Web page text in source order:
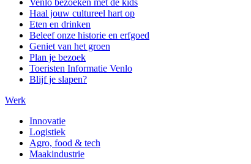
Venlo bezoeken met de kids
Haal jouw cultureel hart op
Eten en drinken
Beleef onze historie en erfgoed
Geniet van het groen
Plan je bezoek
Toeristen Informatie Venlo
Blijf je slapen?
Werk
Innovatie
Logistiek
Agro, food & tech
Maakindustrie